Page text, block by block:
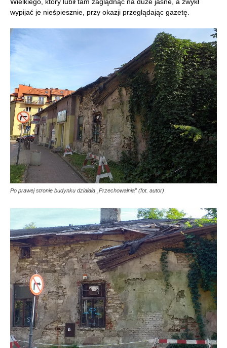
wypijać je nieśpiesznie, przy okazji przeglądając gazetę.
Po prawej stronie budynku działała „Przechowalnia” (fot. autor)